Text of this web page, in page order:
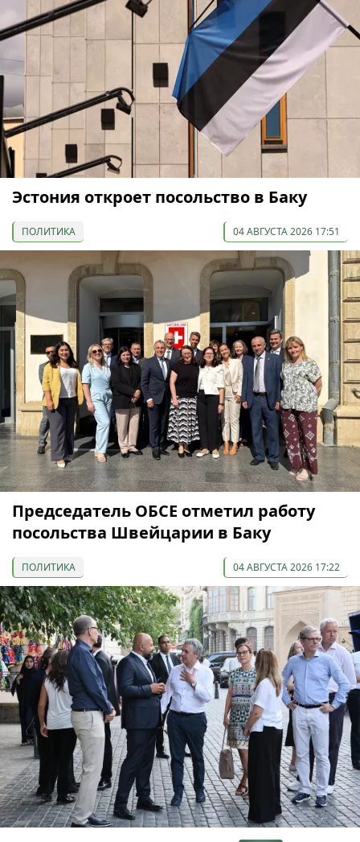
Эстония откроет посольство в Баку
ПОЛИТИКА 04 АВГУСТА 2026 17:51
Председатель ОБСЕ отметил работу
посольства Швейцарии в Баку
ПОЛИТИКА 04 АВГУСТА 2026 17:22